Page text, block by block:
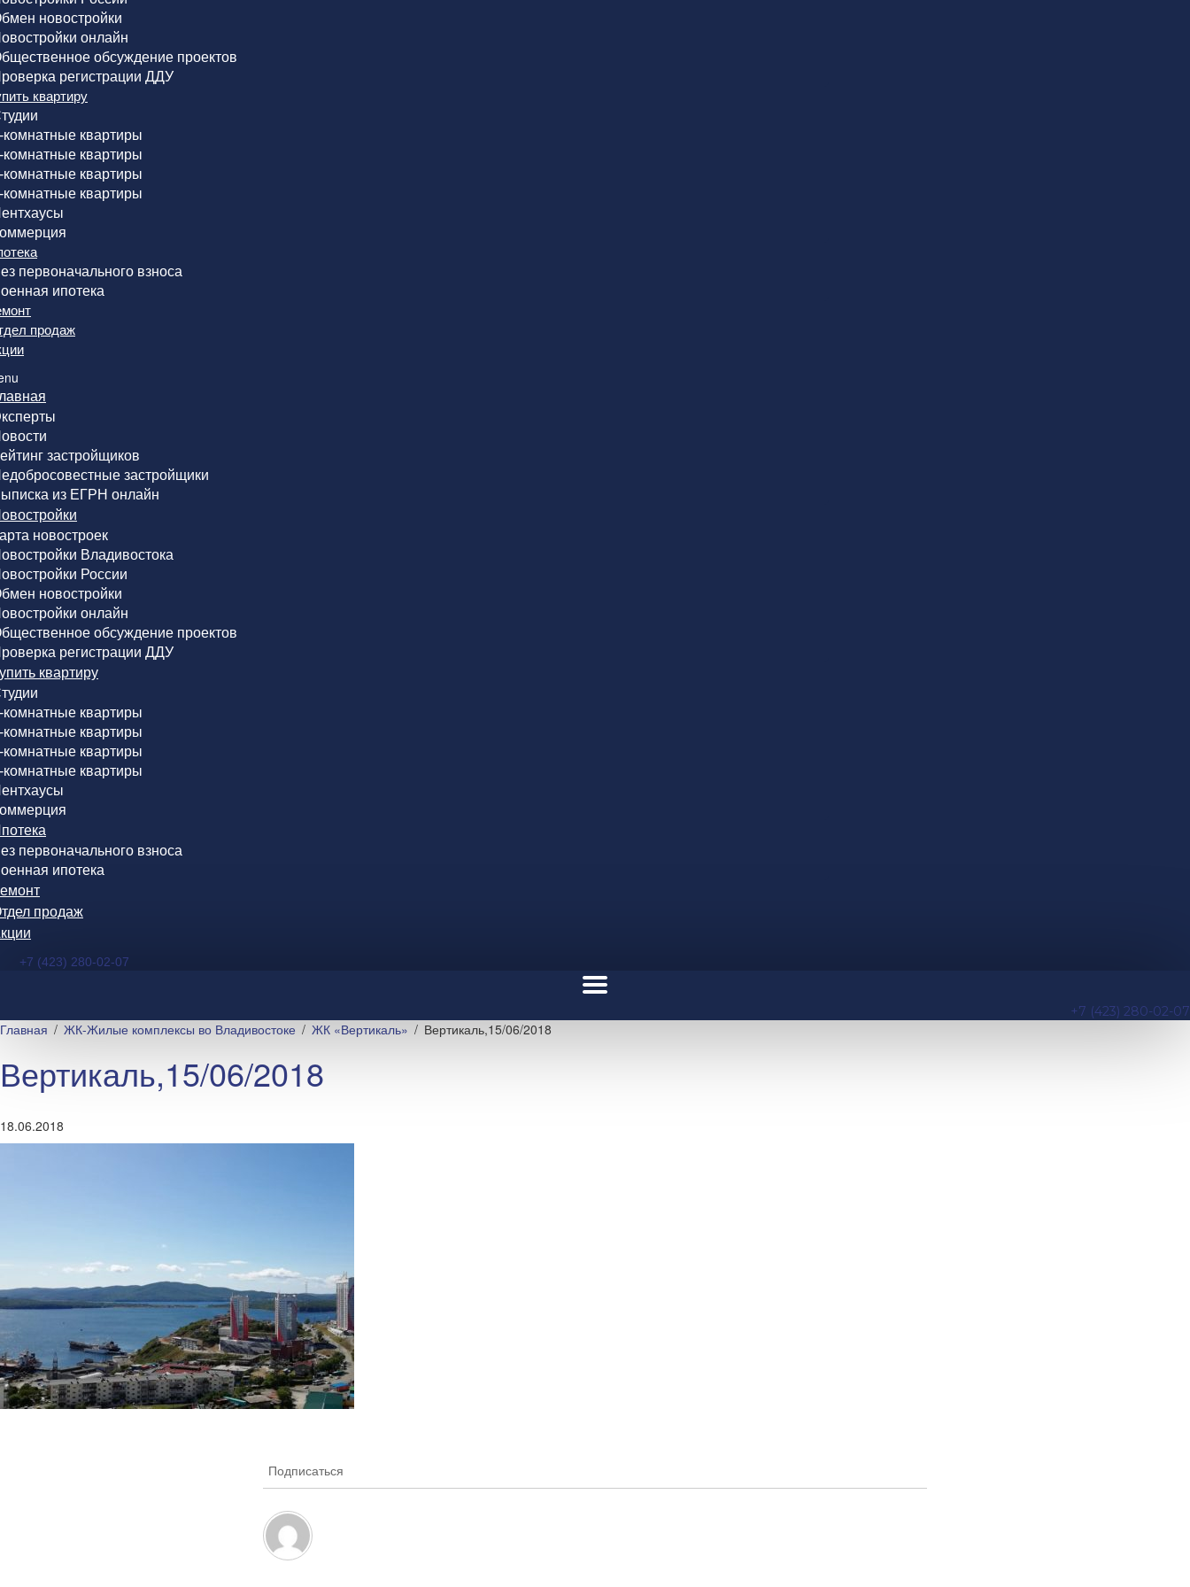
новостройки
онлайн
обсуждение проектов
регистрации ДДУ
квартиру
комнатные квартиры
комнатные квартиры
комнатные квартиры
комнатные квартиры
первоначального взноса
ипотека
продаж
застройщиков
застройщики
из ЕГРН онлайн
новостроек
Владивостока
России
новостройки
онлайн
обсуждение проектов
регистрации ДДУ
квартиру
комнатные квартиры
комнатные квартиры
комнатные квартиры
комнатные квартиры
первоначального взноса
ипотека
продаж
+7 (423) 280-02-07
+7 (423) 280-02-07
Главная ЖК-Жилые комплексы во Владивостоке ЖК «Вертикаль» Вертикаль,15/06/2018
Вертикаль,15/06/2018
18.06.2018
Подписаться